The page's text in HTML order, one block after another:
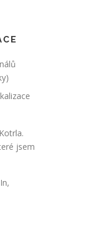
.
jsem
,